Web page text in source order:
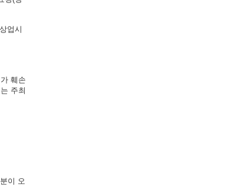
업시
훼손
주최
이 오